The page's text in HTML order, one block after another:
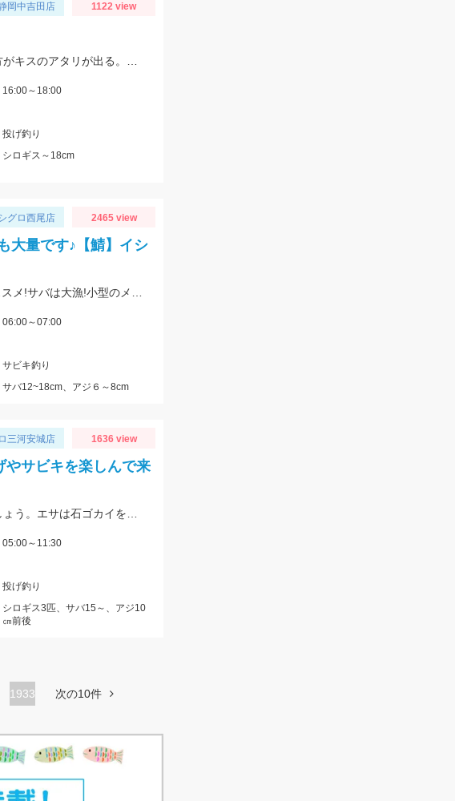
岡中吉田店 1122 view
16:00～18:00
投げ釣り
シロギス～18cm
グロ西尾店 2465 view
大量です♪【鯖】イシ
06:00～07:00
サビキ釣り
サバ12~18cm、アジ６～8cm
三河安城店 1636 view
やサビキを楽しんで来
05:00～11:30
投げ釣り
シロギス3匹、サバ15～、アジ10
㎝前後
1933 次の10件